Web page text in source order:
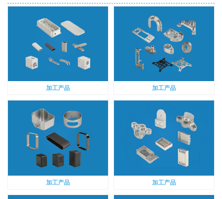
加工产品 加工产品
加工产品 加工产品